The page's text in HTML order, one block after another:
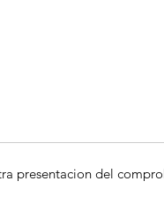
presentacion del